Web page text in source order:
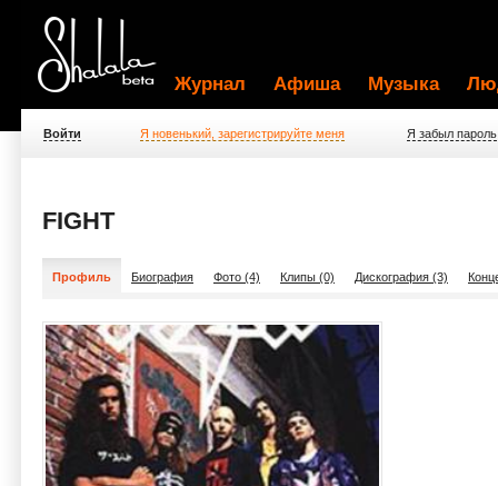
Журнал Афиша Музыка
Войти Я новенький, зарегистрируйте меня Я забыл пароль
FIGHT
Профиль Биография Фото (4) Клипы (0) Дискография (3)